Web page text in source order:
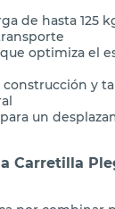
de aluminio
de hasta 125
optimiza el
y
un
Carretilla